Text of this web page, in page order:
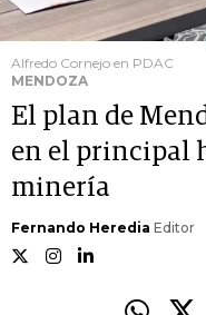
Alfredo Cornejo en PDAC
MENDOZA
El plan de
en el principal
minería
Fernando Heredia Editor